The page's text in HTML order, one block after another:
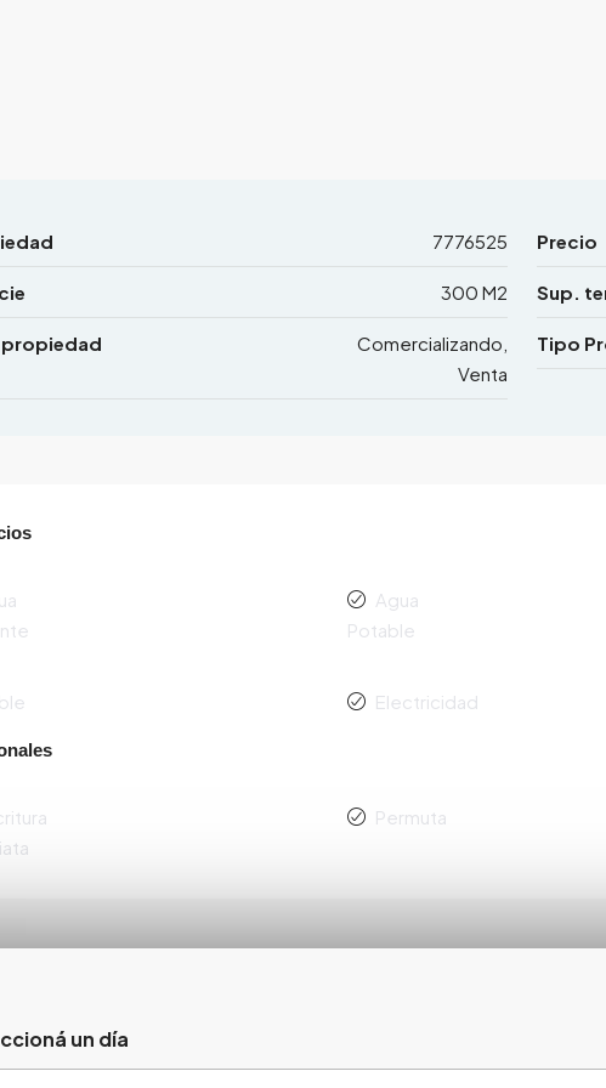
7776525 Precio
300 M2 Sup.
Comercializando,
Venta
Tipo
Agua
Potable
Electricidad
Permuta
un día